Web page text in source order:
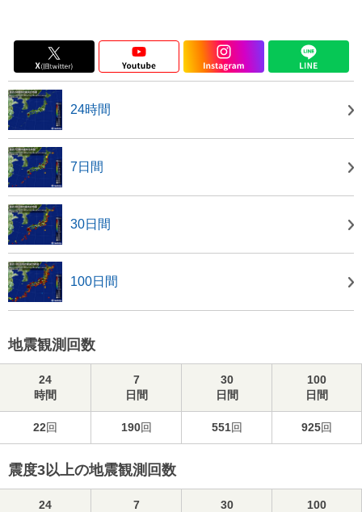
24時間
7日間
30日間
100日間
地震観測回数
24
時間
7
日間
30
日間
100
日間
22回 190回 551回 925回
震度3以上の地震観測回数
24
7
30
100